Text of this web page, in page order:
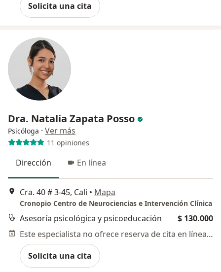
Solicita una cita
Dra. Natalia Zapata Posso
Psicóloga · Ver más
11 opiniones
Dirección En línea
Cra. 40 # 3-45, Cali • Mapa
Cronopio Centro de Neurociencias e Intervención Clínica
Asesoría psicológica y psicoeducación
$ 130.000
Este especialista no ofrece reserva de cita en línea en esta dirección.
Solicita una cita